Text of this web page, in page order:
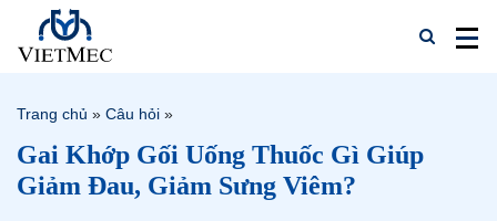
Trang chủ » Câu hỏi »
Gai Khớp Gối Uống Thuốc Gì Giúp
Giảm Đau, Giảm Sưng Viêm?